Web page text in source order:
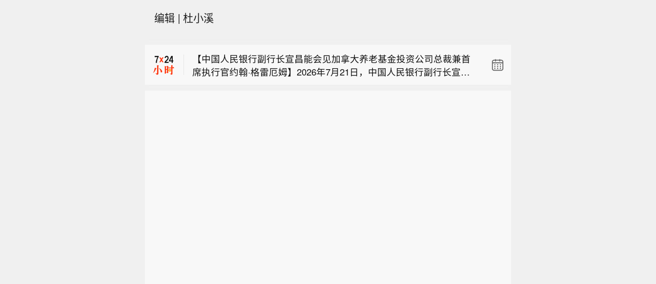
编辑 | 杜小溪5.6级地震。
【中国人民银行副行长宣昌能会见加拿大养老基金投资公司总裁兼首
席执行官约翰·格雷厄姆】2026年7月21日，中国人民银行副行长宣昌